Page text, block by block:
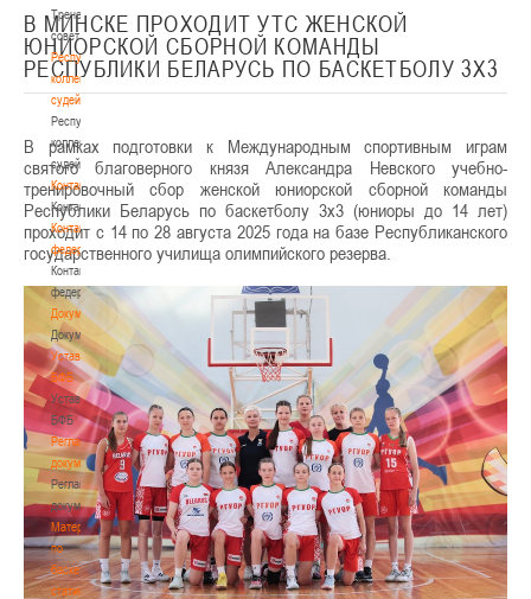
Тренерский
совет
Республиканская
коллегия
судей
Республиканская
коллегия
судей
Контакты
Контакты
Контакты
федерации
Контакты
федерации
Документы
Документы
Устав
БФБ
Устав
БФБ
Регламентирующие
документы
Регламентирующие
документы
Материалы
по
баскетбольной
статистике
В МИНСКЕ ПРОХОДИТ УТС ЖЕНСКОЙ
ЮНИОРСКОЙ СБОРНОЙ КОМАНДЫ
РЕСПУБЛИКИ БЕЛАРУСЬ ПО БАСКЕТБОЛУ 3Х3
В рамках подготовки к Международным спортивным играм
святого благоверного князя Александра Невского учебно-
тренировочный сбор женской юниорской сборной команды
Республики Беларусь по баскетболу 3х3 (юниоры до 14 лет)
проходит с 14 по 28 августа 2025 года на базе Республиканского
государственного училища олимпийского резерва.